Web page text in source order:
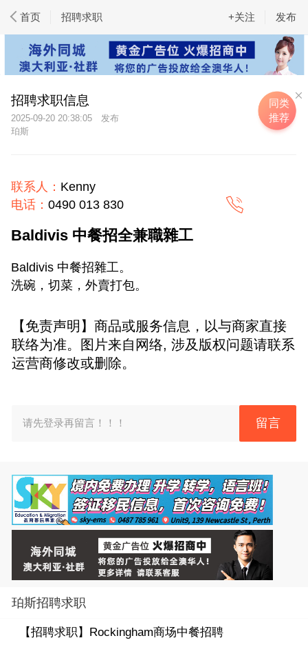
首页 招聘求职 发布
+关注
招聘求职信息
2025-09-20 20:38:05
珀斯
联系人： Kenny
电话： 0490 013 830
Baldivis 中餐招全兼職雜工
Baldivis 中餐招雜工。
洗碗，切菜，外賣打包。
【免责声明】商品或服务信息，以与商家直接
联络为准。图片来自网络, 涉及版权问题请联系
运营商修改或删除。
请先登录再留言！！！ 留言
珀斯招聘求职
【招聘求职】 Rockingham商场中餐招聘
同类
推荐